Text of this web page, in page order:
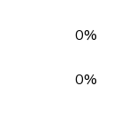
0%
0%